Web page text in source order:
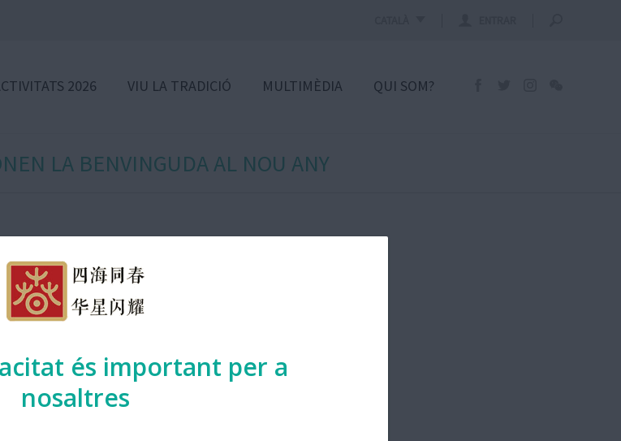
és important per a
nosaltres
2026 VIU LA TRADICIÓ MULTIMÈDIA QUI SOM?
LA BENVINGUDA AL NOU ANY